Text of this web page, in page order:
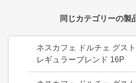
同じカテゴリーの製
ネスカフェ ドルチェ グス
レギュラーブレンド 16P